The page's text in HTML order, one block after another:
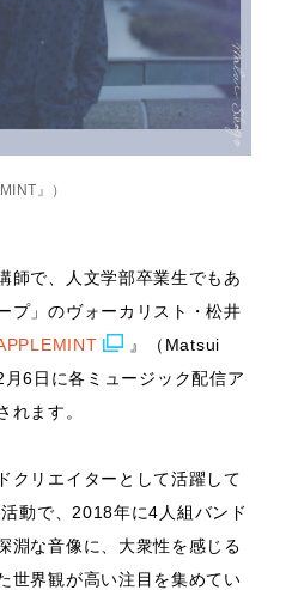
』）
師で、人文学部卒業生でもあ
プ」のヴォーカリスト・松井
』（Matsui
6日に各ミュージック配信ア
れます。
クリエイターとして活躍して
動で、2018年に4人組バンド
淵な音像に、大衆性を感じる
世界観が高い注目を集めてい